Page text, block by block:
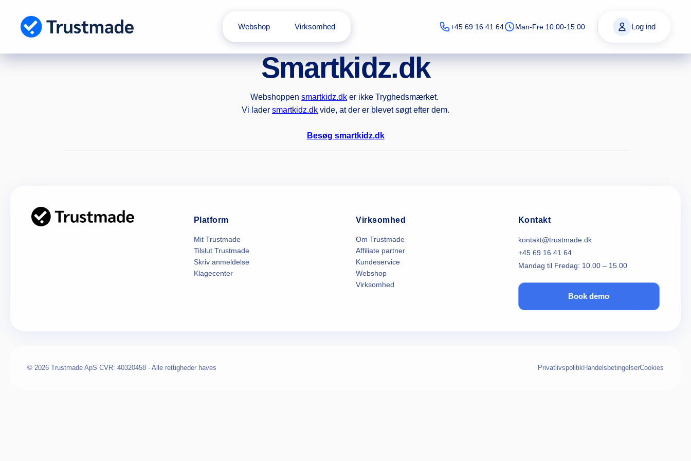
indhold
Webshop Virksomhed +45 69 16 41 64 Man-Fre 10:00-15:00 Log ind
Smartkidz.dk
Webshoppen smartkidz.dk er ikke Tryghedsmærket.
Vi lader smartkidz.dk vide, at der er blevet søgt efter dem.
Besøg smartkidz.dk
Platform
Mit Trustmade
Tilslut Trustmade
Skriv anmeldelse
Klagecenter
Virksomhed
Om Trustmade
Affiliate partner
Kundeservice
Webshop
Virksomhed
Kontakt
kontakt@trustmade.dk
+45 69 16 41 64
Mandag til Fredag: 10.00 – 15.00
Book demo
© 2026 Trustmade ApS CVR: 40320458 - Alle rettigheder haves PrivatlivspolitikHandelsbetingelserCookies